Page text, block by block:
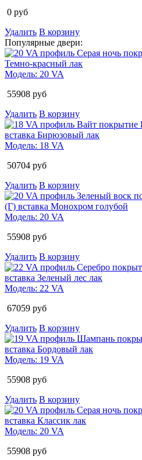
0 руб
Удалить В корзину
Популярные двери:
Модель: 20 VA
55908 руб
Удалить В корзину
Модель: 18 VA
50704 руб
Удалить В корзину
Модель: 20 VA
55908 руб
Удалить В корзину
Модель: 22 VA
67059 руб
Удалить В корзину
Модель: 19 VA
55908 руб
Удалить В корзину
Модель: 20 VA
55908 руб